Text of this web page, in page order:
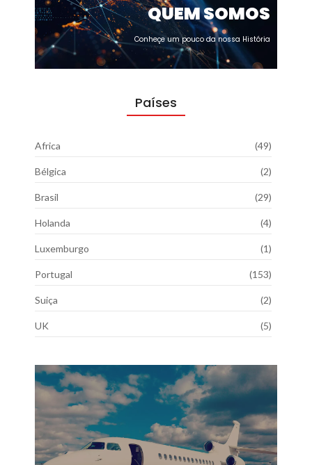
QUEM SOMOS
Conheçe um pouco da nossa História
Países
Africa (49)
Bélgica (2)
Brasil (29)
Holanda (4)
Luxemburgo (1)
Portugal (153)
Suiça (2)
UK (5)